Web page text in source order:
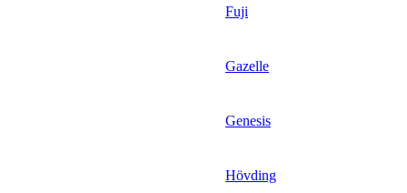
Fuji
Gazelle
Genesis
Hövding